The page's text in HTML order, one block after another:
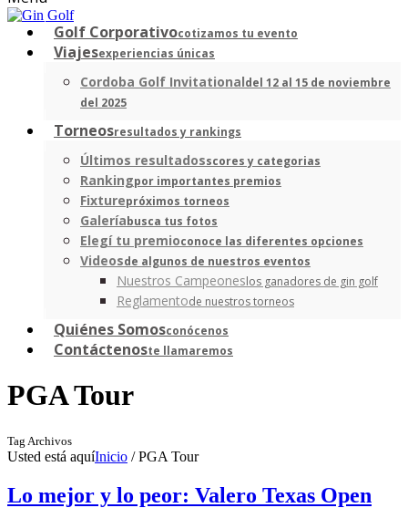
Golf Corporativocotizamos tu evento
Viajesexperiencias únicas
Cordoba Golf Invitationaldel 12 al 15 de noviembre
del 2025
Torneosresultados y rankings
Últimos resultadosscores y categorias
Rankingpor importantes premios
Fixturepróximos torneos
Galeríabusca tus fotos
Elegí tu premioconoce las diferentes opciones
Videosde algunos de nuestros eventos
Nuestros Campeoneslos ganadores de gin golf
Reglamentode nuestros torneos
Quiénes Somosconócenos
Contáctenoste llamaremos
PGA Tour
Tag Archivos
Usted está aquíInicio /PGA Tour
Lo mejor y lo peor: Valero Texas Open